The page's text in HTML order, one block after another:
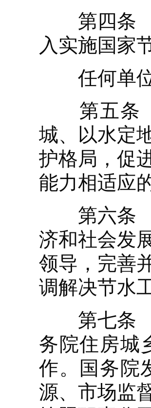
第四条 国
入实施国家
任何单位
第五条
城、以水定
护格局，促
能力相适应
第六条 县
济和社会发
领导，完善
调解决节水
第七条 国
务院住房城
作。国务院
源、市场监